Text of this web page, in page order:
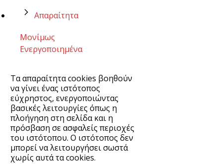
Απαραίτητα
Μονίμως
Ενεργοποιημένα
Τα απαραίτητα cookies βοηθούν
να γίνει ένας ιστότοπος
εύχρηστος, ενεργοποιώντας
βασικές λειτουργίες όπως η
πλοήγηση στη σελίδα και η
πρόσβαση σε ασφαλείς περιοχές
του ιστότοπου. Ο ιστότοπος δεν
μπορεί να λειτουργήσει σωστά
χωρίς αυτά τα cookies.